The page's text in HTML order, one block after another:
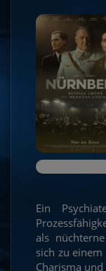
Ein
als
sich zu
Charisma